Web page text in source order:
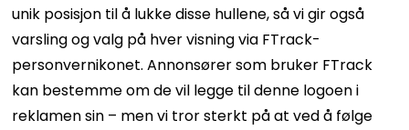
unik posisjon til å lukke disse hullene, så vi gir også
varsling og valg på hver visning via FTrack-
personvernikonet. Annonsører som bruker FTrack
kan bestemme om de vil legge til denne logoen i
reklamen sin – men vi tror sterkt på at ved å følge